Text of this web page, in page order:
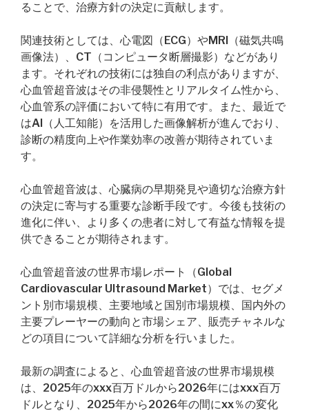
ることで、治療方針の決定に貢献します。
関連技術としては、心電図（ECG）やMRI（磁気共鳴
画像法）、CT（コンピュータ断層撮影）などがあり
ます。それぞれの技術には独自の利点がありますが、
心血管超音波はその非侵襲性とリアルタイム性から、
心血管系の評価において特に有用です。また、最近で
はAI（人工知能）を活用した画像解析が進んでおり、
診断の精度向上や作業効率の改善が期待されていま
す。
心血管超音波は、心臓病の早期発見や適切な治療方針
の決定に寄与する重要な診断手段です。今後も技術の
進化に伴い、より多くの患者に対して有益な情報を提
供できることが期待されます。
心血管超音波の世界市場レポート（Global
Cardiovascular Ultrasound Market）では、セグメ
ント別市場規模、主要地域と国別市場規模、国内外の
主要プレーヤーの動向と市場シェア、販売チャネルな
どの項目について詳細な分析を行いました。
最新の調査によると、心血管超音波の世界市場規模
は、2025年のxxx百万ドルから2026年にはxxx百万
ドルとなり、2025年から2026年の間にxx％の変化